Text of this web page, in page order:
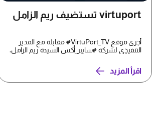
virtuport تستضيف ريم الزامل
أجرى موقع VirtuPort_TV# مقابلة مع المدير
التنفيذي لشركة #سايبر_أكس السيدة ريم الزامل،
اقرأ المزيد